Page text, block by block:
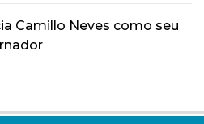
Camillo Neves como seu